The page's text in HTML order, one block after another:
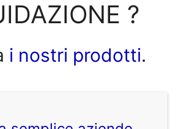
?
i nostri prodotti.